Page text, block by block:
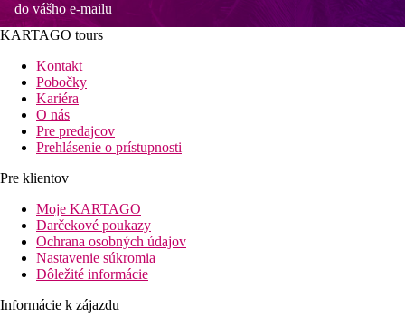
do vášho e-mailu
KARTAGO tours
Kontakt
Pobočky
Kariéra
O nás
Pre predajcov
Prehlásenie o prístupnosti
Pre klientov
Moje KARTAGO
Darčekové poukazy
Ochrana osobných údajov
Nastavenie súkromia
Dôležité informácie
Informácie k zájazdu